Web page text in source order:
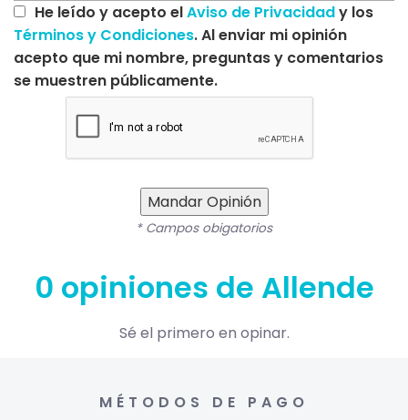
He leído y acepto elAviso de Privacidady los
Términos y Condiciones. Al enviar mi opinión
acepto que mi nombre, preguntas y comentarios
se muestren públicamente.
Mandar Opinión
* Campos obigatorios
0 opiniones de Allende
Sé el primero en opinar.
MÉTODOS DE PAGO